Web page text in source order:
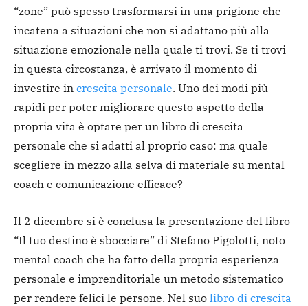
“zone” può spesso trasformarsi in una prigione che
incatena a situazioni che non si adattano più alla
situazione emozionale nella quale ti trovi. Se ti trovi
in questa circostanza, è arrivato il momento di
investire in crescita personale. Uno dei modi più
rapidi per poter migliorare questo aspetto della
propria vita è optare per un libro di crescita
personale che si adatti al proprio caso: ma quale
scegliere in mezzo alla selva di materiale su mental
coach e comunicazione efficace?
Il 2 dicembre si è conclusa la presentazione del libro
“Il tuo destino è sbocciare” di Stefano Pigolotti, noto
mental coach che ha fatto della propria esperienza
personale e imprenditoriale un metodo sistematico
per rendere felici le persone. Nel suo libro di crescita